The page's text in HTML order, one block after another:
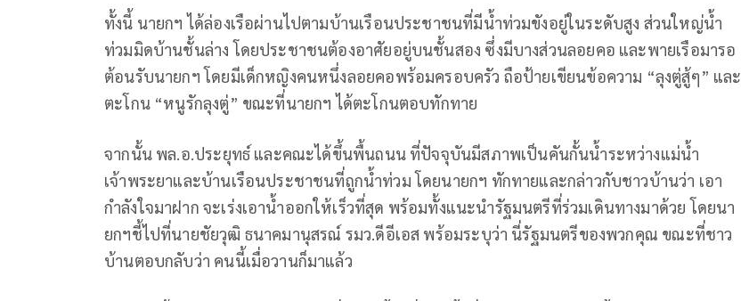
ทั้งนี้ นายกฯ ได้ล่องเรือผ่านไปตามบ้านเรือนประชาชนที่มีน้ำท่วมขังอยู่ในระดับสูง ส่วนใหญ่น้ำ
ท่วมมิดบ้านชั้นล่าง โดยประชาชนต้องอาศัยอยู่บนชั้นสอง ซึ่งมีบางส่วนลอยคอ และพายเรือมารอ
ต้อนรับนายกฯ โดยมีเด็กหญิงคนหนึ่งลอยคอพร้อมครอบครัว ถือป้ายเขียนข้อความ “ลุงตู่สู้ๆ” และ
ตะโกน “หนูรักลุงตู่” ขณะที่นายกฯ ได้ตะโกนตอบทักทาย
จากนั้น พล.อ.ประยุทธ์ และคณะได้ขึ้นพื้นถนน ที่ปัจจุบันมีสภาพเป็นคันกั้นน้ำระหว่างแม่น้ำ
เจ้าพระยาและบ้านเรือนประชาชนที่ถูกน้ำท่วม โดยนายกฯ ทักทายและกล่าวกับชาวบ้านว่า เอา
กำลังใจมาฝาก จะเร่งเอาน้ำออกให้เร็วที่สุด พร้อมทั้งแนะนำรัฐมนตรีที่ร่วมเดินทางมาด้วย โดยนา
ยกฯชี้ไปที่นายชัยวุฒิ ธนาคมานุสรณ์ รมว.ดีอีเอส พร้อมระบุว่า นี่รัฐมนตรีของพวกคุณ ขณะที่ชาว
บ้านตอบกลับว่า คนนี้เมื่อวานก็มาแล้ว